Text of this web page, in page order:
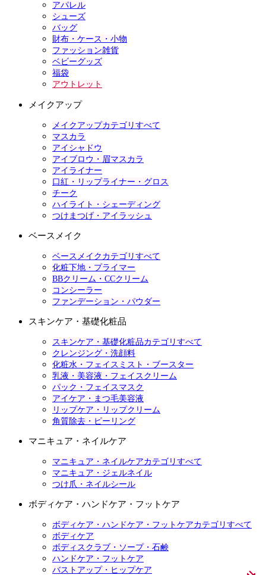
アパレル
シューズ
バッグ
財布・ケース・小物
ファッション雑貨
ベビーグッズ
福袋
アウトレット
メイクアップ
メイクアップカテゴリすべて
マスカラ
アイシャドウ
アイブロウ・眉マスカラ
アイライナー
口紅・リップライナー・グロス
チーク
ハイライト・シェーディング
つけまつげ・アイラッシュ
ベースメイク
ベースメイクカテゴリすべて
化粧下地・プライマー
BBクリーム・CCクリーム
コンシーラー
ファンデーション・パウダー
スキンケア・基礎化粧品
スキンケア・基礎化粧品カテゴリすべて
クレンジング・洗顔料
化粧水・フェイスミスト・ブースター
乳液・美容液・フェイスクリーム
パック・フェイスマスク
アイケア・まつ毛美容液
リップケア・リップクリーム
角質除去・ピーリング
マニキュア・ネイルケア
マニキュア・ネイルケアカテゴリすべて
マニキュア・ジェルネイル
つけ爪・ネイルシール
ボディケア・ハンドケア・フットケア
ボディケア・ハンドケア・フットケアカテゴリすべて
ボディケア
ボディスクラブ・ソープ・石鹸
ハンドケア・フットケア
バストアップ・ヒップケア